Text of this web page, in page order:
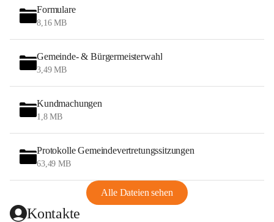
Formulare
8,16 MB
Gemeinde- & Bürgermeisterwahl
3,49 MB
Kundmachungen
1,8 MB
Protokolle Gemeindevertretungssitzungen
63,49 MB
Alle Dateien sehen
Kontakte